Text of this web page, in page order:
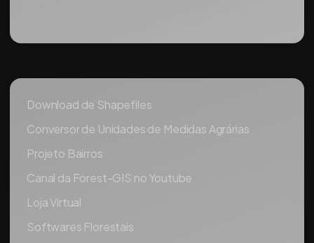
Download de Shapefiles
Conversor de Unidades de Medidas Agrárias
Projeto Bairros
Canal da Forest-GIS no Youtube
Loja Virtual
Softwares Florestais